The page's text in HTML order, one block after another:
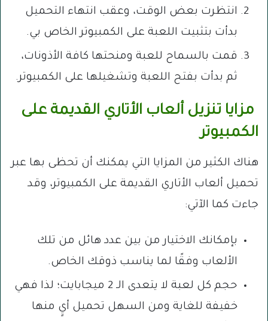
انتظرت بعض الوقت، وعقب انتهاء التحميل
بدأت بتثبيت اللعبة على الكمبيوتر الخاص بي.
قمت بالسماح للعبة ومنحتها كافة الأذونات،
ثم بدأت بفتح اللعبة وتشغيلها على الكمبيوتر.
مزايا تنزيل ألعاب الأتاري القديمة على
الكمبيوتر
هناك الكثير من المزايا التي يمكنك أن تحظى بها عبر
تحميل ألعاب الأتاري القديمة على الكمبيوتر، وقد
جاءت كما الآتي:
بإمكانك الاختيار من بين عدد هائل من تلك
الألعاب وفقًا لما يناسب ذوقك الخاص.
حجم كل لعبة لا يتعدى الـ 2 ميجابايت؛ لذا فهي
خفيفة للغاية ومن السهل تحميل أيٍ منها